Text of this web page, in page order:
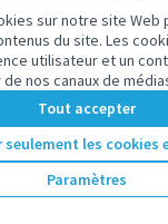
sur notre site Web
du site. Les
utilisateur et un
nos canaux de
Tout accepter
seulement les cookies
Paramètres
"un peu de
1 0